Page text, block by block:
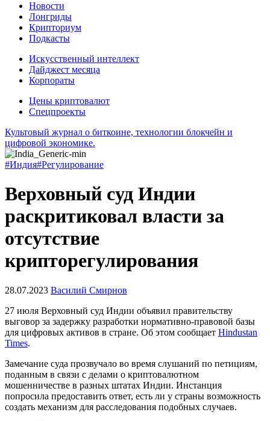
Новости
Лонгриды
Крипториум
Подкасты
Искусственный интеллект
Дайджест месяца
Корпораты
Цены криптовалют
Спецпроекты
Культовый журнал о биткоине, технологии блокчейн и
цифровой экономике.
#Индия#Регулирование
Верховный суд Индии
раскритиковал власти за
отсутствие
крипторегулирования
28.07.2023 Василий Смирнов
27 июля Верховный суд Индии объявил правительству
выговор за задержку разработки нормативно-правовой базы
для цифровых активов в стране. Об этом сообщает Hindustan
Times.
Замечание суда прозвучало во время слушаний по петициям,
поданным в связи с делами о криптовалютном
мошенничестве в разных штатах Индии. Инстанция
попросила предоставить ответ, есть ли у страны возможность
создать механизм для расследования подобных случаев.